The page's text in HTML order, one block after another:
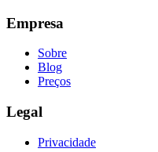
Empresa
Sobre
Blog
Preços
Legal
Privacidade